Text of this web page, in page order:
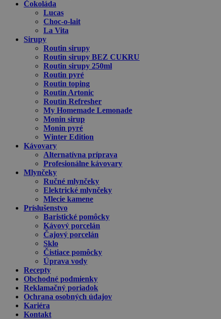
Čokoláda
Lucas
Choc-o-lait
La Vita
Sirupy
Routin sirupy
Routin sirupy BEZ CUKRU
Routin sirupy 250ml
Routin pyré
Routin toping
Routin Artonic
Routin Refresher
My Homemade Lemonade
Monin sirup
Monin pyré
Winter Edition
Kávovary
Alternatívna príprava
Profesionálne kávovary
Mlynčeky
Ručné mlynčeky
Elektrické mlynčeky
Mlecie kamene
Príslušenstvo
Baristické pomôcky
Kávový porcelán
Čajový porcelán
Sklo
Čistiace pomôcky
Úprava vody
Recepty
Obchodné podmienky
Reklamačný poriadok
Ochrana osobných údajov
Kariéra
Kontakt